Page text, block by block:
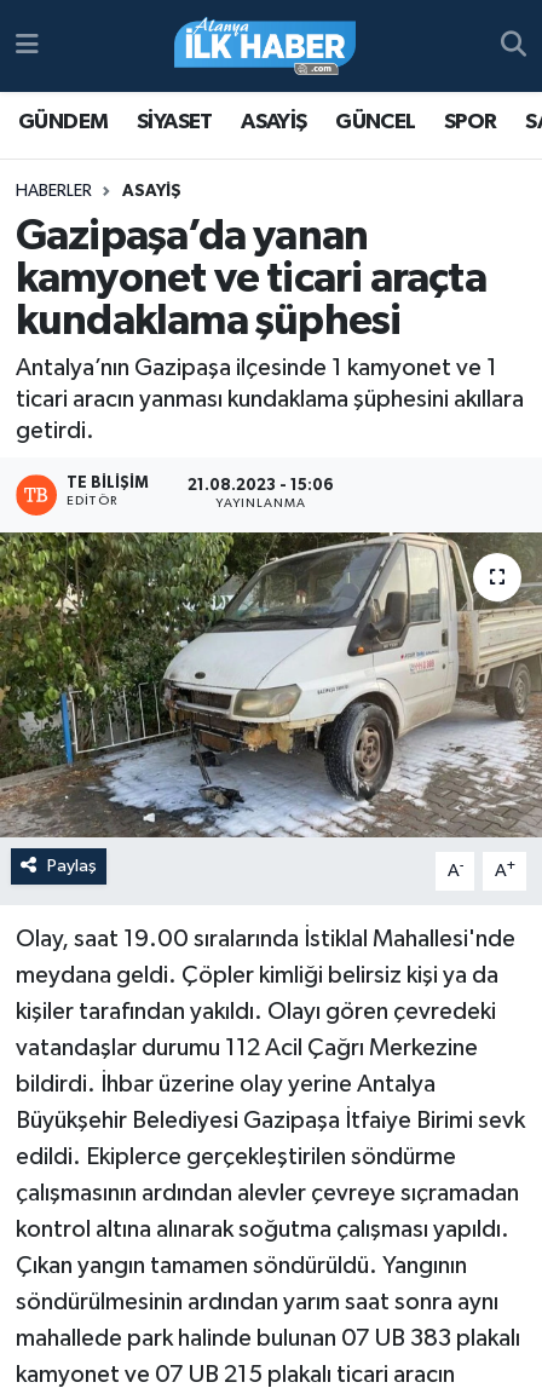
GÜNDEM SİYASET ASAYİŞ GÜNCEL SPOR
HABERLER ASAYİŞ
Gazipaşa’da yanan
kamyonet ve ticari araçta
kundaklama şüphesi
Antalya’nın Gazipaşa ilçesinde 1 kamyonet ve 1
ticari aracın yanması kundaklama şüphesini akıllara
getirdi.
TE BILIŞIM
EDITÖR
21.08.2023 - 15:06
YAYINLANMA
Paylaş A- A+
Olay, saat 19.00 sıralarında İstiklal Mahallesi'nde
meydana geldi. Çöpler kimliği belirsiz kişi ya da
kişiler tarafından yakıldı. Olayı gören çevredeki
vatandaşlar durumu 112 Acil Çağrı Merkezine
bildirdi. İhbar üzerine olay yerine Antalya
Büyükşehir Belediyesi Gazipaşa İtfaiye Birimi sevk
edildi. Ekiplerce gerçekleştirilen söndürme
çalışmasının ardından alevler çevreye sıçramadan
kontrol altına alınarak soğutma çalışması yapıldı.
Çıkan yangın tamamen söndürüldü. Yangının
söndürülmesinin ardından yarım saat sonra aynı
mahallede park halinde bulunan 07 UB 383 plakalı
kamyonet ve 07 UB 215 plakalı ticari aracın
Antalya Nöbetçi Eczaneler
Antalya Namaz Vakitleri
Antalya Trafik Yoğunluk Haritası
Süper Lig Puan Durumu ve Fikstür
Tüm Manşetler